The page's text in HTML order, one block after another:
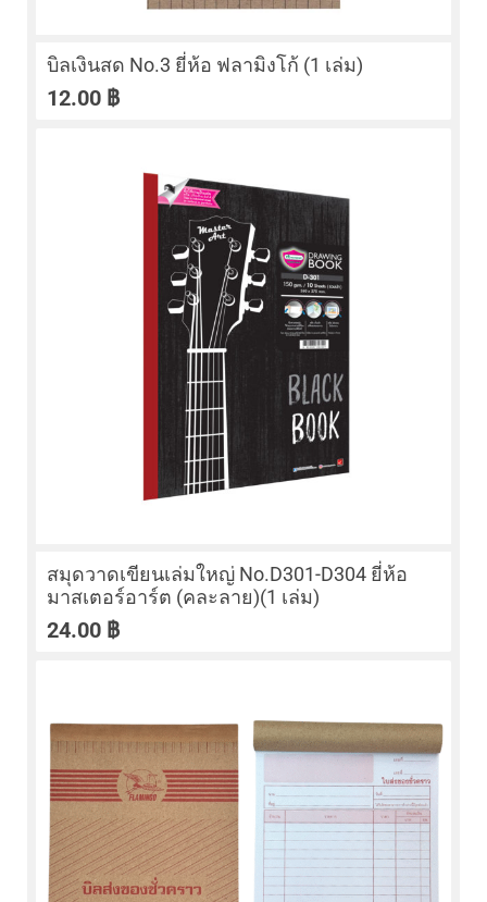
บิลเงินสด No.3 ยี่ห้อ ฟลามิงโก้ (1 เล่ม)
12.00 ฿
สมุดวาดเขียนเล่มใหญ่ No.D301-D304 ยี่ห้อ
มาสเตอร์อาร์ต (คละลาย)(1 เล่ม)
24.00 ฿